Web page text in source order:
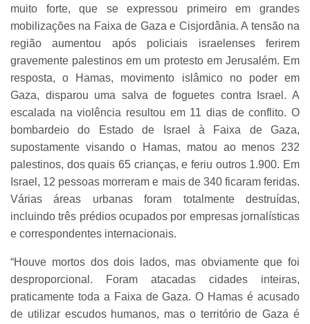
muito forte, que se expressou primeiro em grandes
mobilizações na Faixa de Gaza e Cisjordânia. A tensão na
região aumentou após policiais israelenses ferirem
gravemente palestinos em um protesto em Jerusalém. Em
resposta, o Hamas, movimento islâmico no poder em
Gaza, disparou uma salva de foguetes contra Israel. A
escalada na violência resultou em 11 dias de conflito. O
bombardeio do Estado de Israel à Faixa de Gaza,
supostamente visando o Hamas, matou ao menos 232
palestinos, dos quais 65 crianças, e feriu outros 1.900. Em
Israel, 12 pessoas morreram e mais de 340 ficaram feridas.
Várias áreas urbanas foram totalmente destruídas,
incluindo três prédios ocupados por empresas jornalísticas
e correspondentes internacionais.
“Houve mortos dos dois lados, mas obviamente que foi
desproporcional. Foram atacadas cidades inteiras,
praticamente toda a Faixa de Gaza. O Hamas é acusado
de utilizar escudos humanos, mas o território de Gaza é